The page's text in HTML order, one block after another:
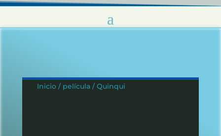
Inicio / película / Quinqui